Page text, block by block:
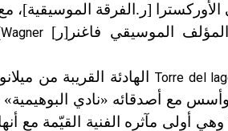
[ر.الفرقة الموسيقية]،
المؤلف الموسيقي فاغنر[ر]Wagner
Torre del الهادئة القريبة من
مع أصدقائه «نادي البوهيمية»
وهي أولى مآثره الفنية القيّمة مع